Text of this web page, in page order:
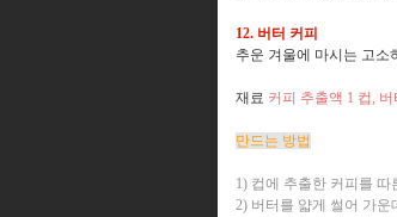
12. 버터 커피
추운 겨울에 마시는 고소
재료 커피 추출액 1 컵, 버
만드는 방법
1) 컵에 추출한 커피를
2) 버터를 얇게 썰어 가운